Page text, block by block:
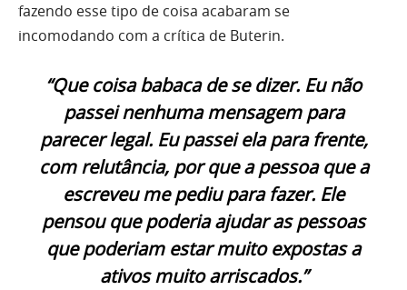
fazendo esse tipo de coisa acabaram se
incomodando com a crítica de Buterin.
“Que coisa babaca de se dizer. Eu não
passei nenhuma mensagem para
parecer legal. Eu passei ela para frente,
com relutância, por que a pessoa que a
escreveu me pediu para fazer. Ele
pensou que poderia ajudar as pessoas
que poderiam estar muito expostas a
ativos muito arriscados.”